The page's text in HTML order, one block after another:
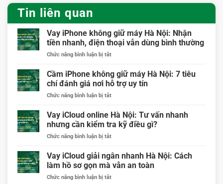
Tin liên quan
Vay iPhone không giữ máy Hà Nội: Nhận
tiền nhanh, điện thoại vẫn dùng bình thường
Chức năng bình luận bị tắtở
iPhone
không
giữ
máy
Nội:
Nhận
nhanh,
thoại
vẫn
Cầm iPhone không giữ máy Hà Nội: 7 tiêu
chí đánh giá nơi hỗ trợ uy tín
Chức năng bình luận bị tắtở
iPhone
không
giữ
máy
Nội:
7
chí
Vay iCloud online Hà Nội: Tư vấn nhanh
nhưng cần kiểm tra kỹ điều gì?
Chức năng bình luận bị tắtở
iCloud
online
Hà
Nội:
Vay iCloud giải ngân nhanh Hà Nội: Cách
làm hồ sơ gọn mà vẫn an toàn
Chức năng bình luận bị tắtở